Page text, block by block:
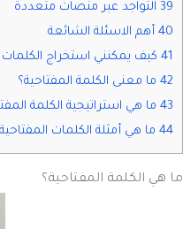
39 التواجد عبر منصات متعددة
40 أهم الاسئلة الشائعة
41 كيف يمكنني استخراج الكلمات المفتاحية؟
42 ما معنى الكلمة المفتاحية؟
43 ما هي استراتيجية الكلمة المفتاحية وكيف تؤثر في نجاح محتواك؟
44 ما هي أمثلة الكلمات المفتاحية النموذجية التي تساعد في تحسين الأداء؟
ما هي الكلمة المفتاحية؟